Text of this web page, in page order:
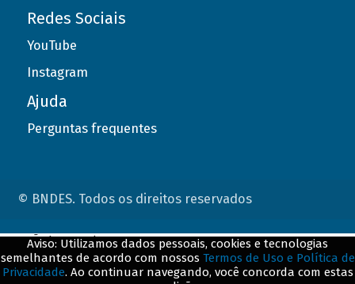
Redes Sociais
YouTube
Instagram
Ajuda
Perguntas frequentes
© BNDES. Todos os direitos reservados
Aviso: Utilizamos dados pessoais, cookies e tecnologias
semelhantes de acordo com nossos Termos de Uso e Política de
Privacidade. Ao continuar navegando, você concorda com estas
ConteÃºdo complementar
${title}${badge}